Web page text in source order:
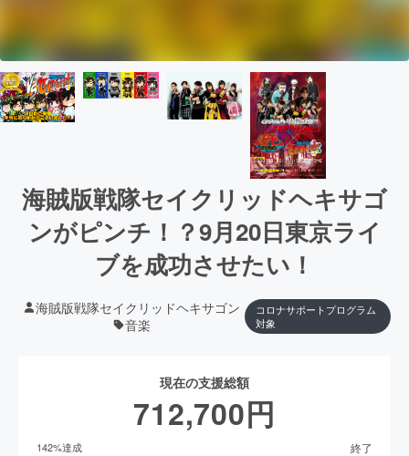
海賊版戦隊セイクリッドヘキサゴ
ンがピンチ！？9月20日東京ライ
ブを成功させたい！
海賊版戦隊セイクリッドヘキサゴン
音楽
コロナサポートプログラム
対象
現在の支援総額
712,700円
142%達成 終了